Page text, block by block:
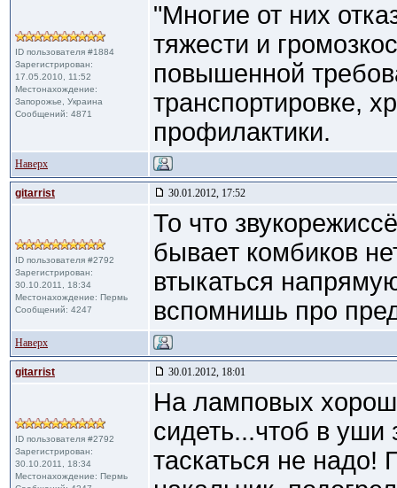
ID пользователя #1884
Зарегистрирован:
17.05.2010, 11:52
Местонахождение:
Запорожье, Украина
Сообщений: 4871
"Многие от них
тяжести и
повышенной
транспортировке,
профилактики.
Наверх
gitarrist 30.01.2012, 17:52
ID пользователя #2792
Зарегистрирован:
30.10.2011, 18:34
Местонахождение: Пермь
Сообщений: 4247
То что
бывает комбиков
втыкаться
вспомнишь про
Наверх
gitarrist 30.01.2012, 18:01
ID пользователя #2792
Зарегистрирован:
30.10.2011, 18:34
Местонахождение: Пермь
На ламповых
сидеть...чтоб в уши
таскаться не